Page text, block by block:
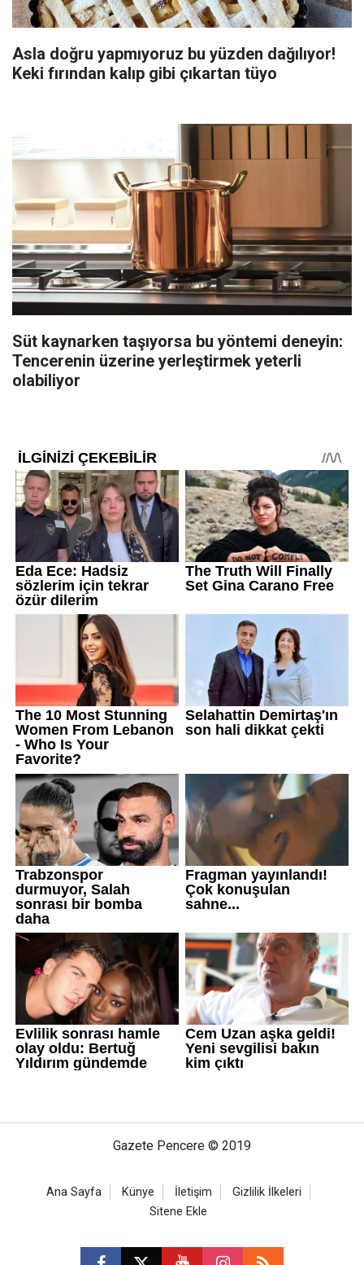
Asla doğru yapmıyoruz bu yüzden dağılıyor!
Keki fırından kalıp gibi çıkartan tüyo
Süt kaynarken taşıyorsa bu yöntemi deneyin:
Tencerenin üzerine yerleştirmek yeterli
olabiliyor
Gazete Pencere © 2019
Ana Sayfa Künye İletişim
Gizlilik İlkeleri
Sitene Ekle